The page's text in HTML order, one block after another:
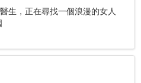
生，正在尋找一個浪漫的女人